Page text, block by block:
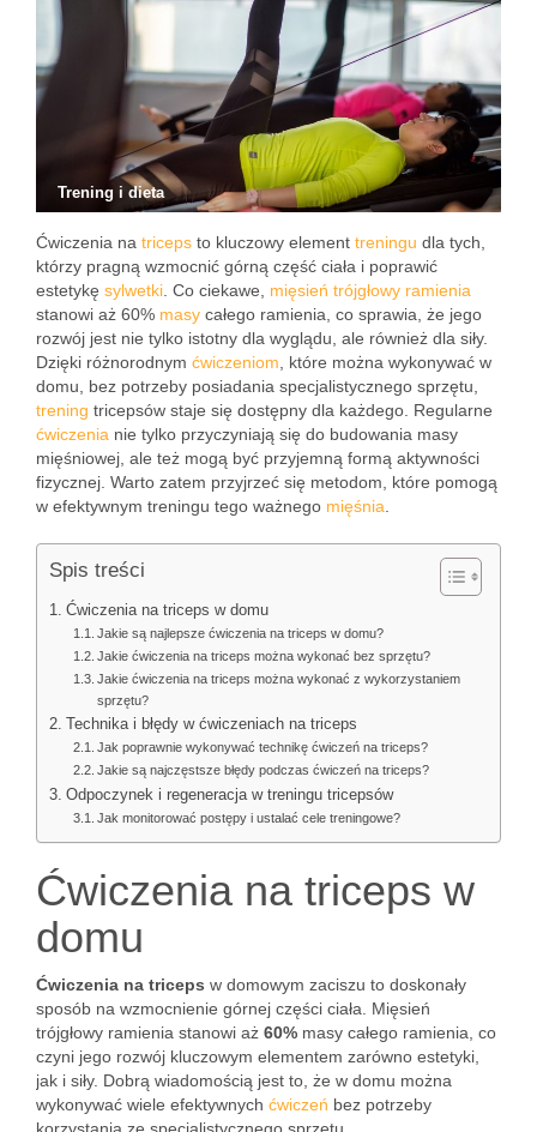
Trening i dieta
Ćwiczenia na triceps to kluczowy element treningu dla tych,
którzy pragną wzmocnić górną część ciała i poprawić
estetykę sylwetki . Co ciekawe, mięsień trójgłowy ramienia
stanowi aż 60% masy całego ramienia, co sprawia, że jego
rozwój jest nie tylko istotny dla wyglądu, ale również dla siły.
Dzięki różnorodnym ćwiczeniom , które można wykonywać w
domu, bez potrzeby posiadania specjalistycznego sprzętu,
trening tricepsów staje się dostępny dla każdego. Regularne
ćwiczenia nie tylko przyczyniają się do budowania masy
mięśniowej, ale też mogą być przyjemną formą aktywności
fizycznej. Warto zatem przyjrzeć się metodom, które pomogą
w efektywnym treningu tego ważnego mięśnia
Spis treści
Ćwiczenia na triceps w domu
Jakie są najlepsze ćwiczenia na triceps w domu?
Jakie ćwiczenia na triceps można wykonać bez sprzętu?
Jakie ćwiczenia na triceps można wykonać z wykorzystaniem
sprzętu?
Technika i błędy w ćwiczeniach na triceps
Jak poprawnie wykonywać technikę ćwiczeń na triceps?
Jakie są najczęstsze błędy podczas ćwiczeń na triceps?
Odpoczynek i regeneracja w treningu tricepsów
Jak monitorować postępy i ustalać cele treningowe?
Ćwiczenia na triceps w
domu
Ćwiczenia na triceps w domowym zaciszu to doskonały
sposób na wzmocnienie górnej części ciała. Mięsień
trójgłowy ramienia stanowi aż 60% masy całego ramienia, co
czyni jego rozwój kluczowym elementem zarówno estetyki,
jak i siły. Dobrą wiadomością jest to, że w domu można
wykonywać wiele efektywnych ćwiczeń bez potrzeby